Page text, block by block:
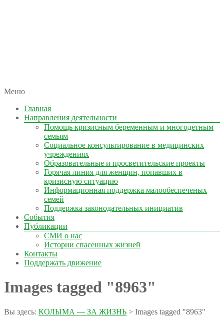
КОЛЫМА — ЗА ЖИЗНЬ
автономная некоммерческая организация
Меню
Главная
Направления деятельности
Помощь кризисным беременным и многодетным
семьям
Социальное консультирование в медицинских
учреждениях
Образовательные и просветительские проекты
Горячая линия для женщин, попавших в
кризисную ситуацию
Информационная поддержка малообеспеченых
семей
Поддержка законодательных инициатив
События
Публикации
СМИ о нас
Истории спасенных жизней
Контакты
Поддержать движение
Images tagged "8963"
Вы здесь: КОЛЫМА — ЗА ЖИЗНЬ > Images tagged "8963"